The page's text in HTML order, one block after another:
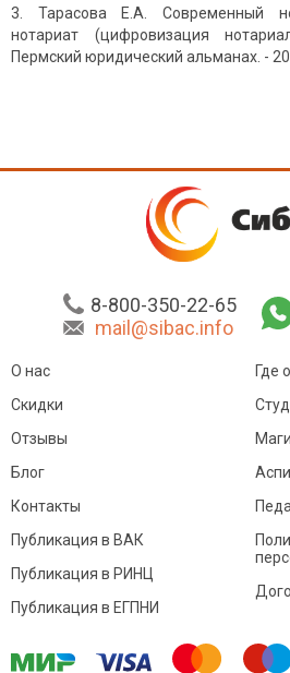
Тарасова Е.А. Современный
нотариат (цифровизация
Пермский юридический альманах. -
8-800-350-22-65
mail@sibac.info
О нас
Скидки
Отзывы
Блог
Контакты
Где
Публикация в ВАК
Публикация в РИНЦ
Публикация в ЕГПНИ